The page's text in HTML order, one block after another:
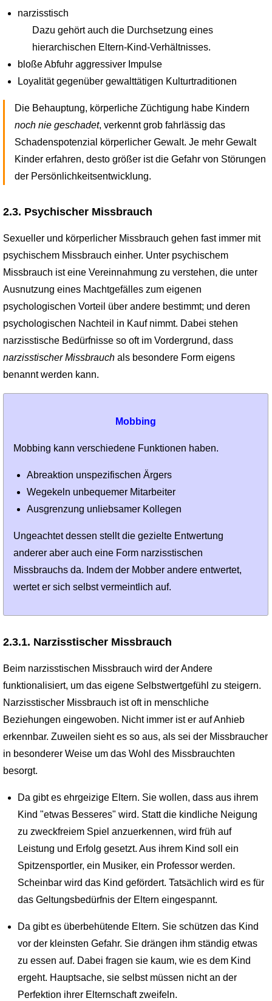
narzisstisch
Dazu gehört auch die Durchsetzung eines
hierarchischen Eltern-Kind-Verhältnisses.
bloße Abfuhr aggressiver Impulse
Loyalität gegenüber gewalttätigen Kulturtraditionen
Die Behauptung, körperliche Züchtigung habe Kindern
noch nie geschadet, verkennt grob fahrlässig das
Schadenspotenzial körperlicher Gewalt. Je mehr Gewalt
Kinder erfahren, desto größer ist die Gefahr von Störungen
der Persönlichkeitsentwicklung.
2.3. Psychischer Missbrauch
Sexueller und körperlicher Missbrauch gehen fast immer mit
psychischem Missbrauch einher. Unter psychischem
Missbrauch ist eine Vereinnahmung zu verstehen, die unter
Ausnutzung eines Machtgefälles zum eigenen
psychologischen Vorteil über andere bestimmt; und deren
psychologischen Nachteil in Kauf nimmt. Dabei stehen
narzisstische Bedürfnisse so oft im Vordergrund, dass
narzisstischer Missbrauchals besondere Form eigens
benannt werden kann.
Mobbing
Mobbing kann verschiedene Funktionen haben.
Abreaktion unspezifischen Ärgers
Wegekeln unbequemer Mitarbeiter
Ausgrenzung unliebsamer Kollegen
Ungeachtet dessen stellt die gezielte Entwertung
anderer aber auch eine Form narzisstischen
Missbrauchs da. Indem der Mobber andere entwertet,
wertet er sich selbst vermeintlich auf.
2.3.1. Narzisstischer Missbrauch
Beim narzisstischen Missbrauch wird der Andere
funktionalisiert, um das eigene Selbstwertgefühl zu steigern.
Narzisstischer Missbrauch ist oft in menschliche
Beziehungen eingewoben. Nicht immer ist er auf Anhieb
erkennbar. Zuweilen sieht es so aus, als sei der Missbraucher
in besonderer Weise um das Wohl des Missbrauchten
besorgt.
Da gibt es ehrgeizige Eltern. Sie wollen, dass aus ihrem
Kind "etwas Besseres" wird. Statt die kindliche Neigung
zu zweckfreiem Spiel anzuerkennen, wird früh auf
Leistung und Erfolg gesetzt. Aus ihrem Kind soll ein
Spitzensportler, ein Musiker, ein Professor werden.
Scheinbar wird das Kind gefördert. Tatsächlich wird es für
das Geltungsbedürfnis der Eltern eingespannt.
Da gibt es überbehütende Eltern. Sie schützen das Kind
vor der kleinsten Gefahr. Sie drängen ihm ständig etwas
zu essen auf. Dabei fragen sie kaum, wie es dem Kind
ergeht. Hauptsache, sie selbst müssen nicht an der
Perfektion ihrer Elternschaft zweifeln.